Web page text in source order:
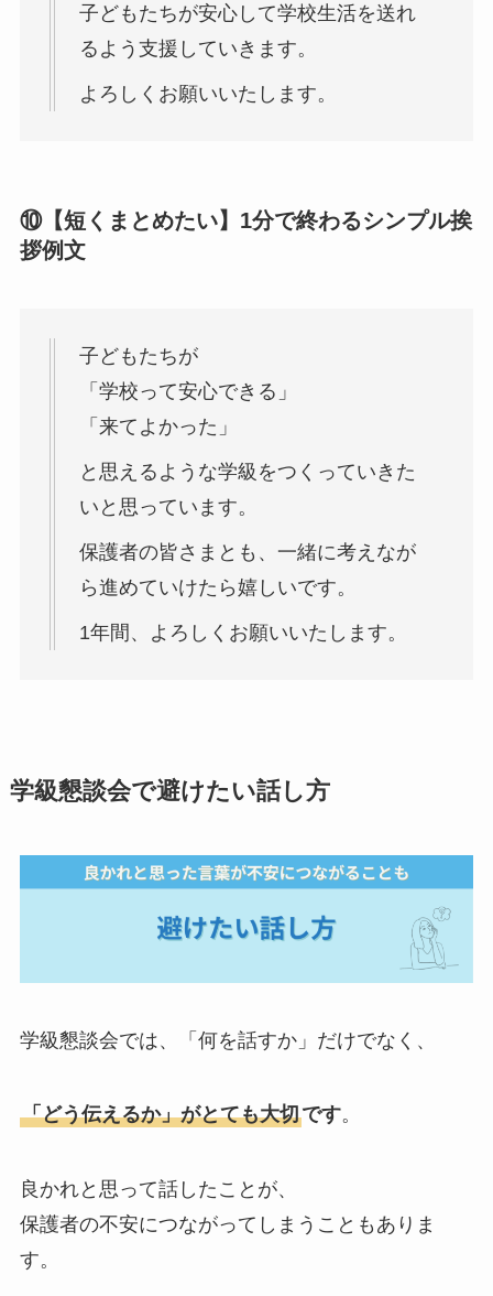
子どもたちが安心して学校生活を送れ
るよう支援していきます。
よろしくお願いいたします。
⑩【短くまとめたい】1分で終わるシンプル挨
拶例文
子どもたちが
「学校って安心できる」
「来てよかった」
と思えるような学級をつくっていきた
いと思っています。
保護者の皆さまとも、一緒に考えなが
ら進めていけたら嬉しいです。
1年間、よろしくお願いいたします。
学級懇談会で避けたい話し方
学級懇談会では、「何を話すか」だけでなく、
「どう伝えるか」がとても大切です。
良かれと思って話したことが、
保護者の不安につながってしまうこともありま
す。